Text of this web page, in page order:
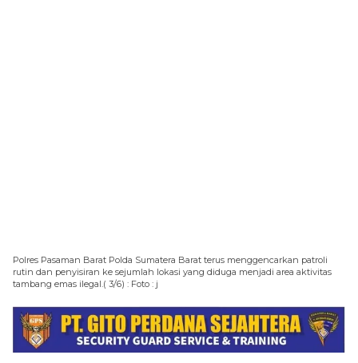
Polres Pasaman Barat Polda Sumatera Barat terus menggencarkan patroli
rutin dan penyisiran ke sejumlah lokasi yang diduga menjadi area aktivitas
tambang emas ilegal.( 3/6) : Foto : j